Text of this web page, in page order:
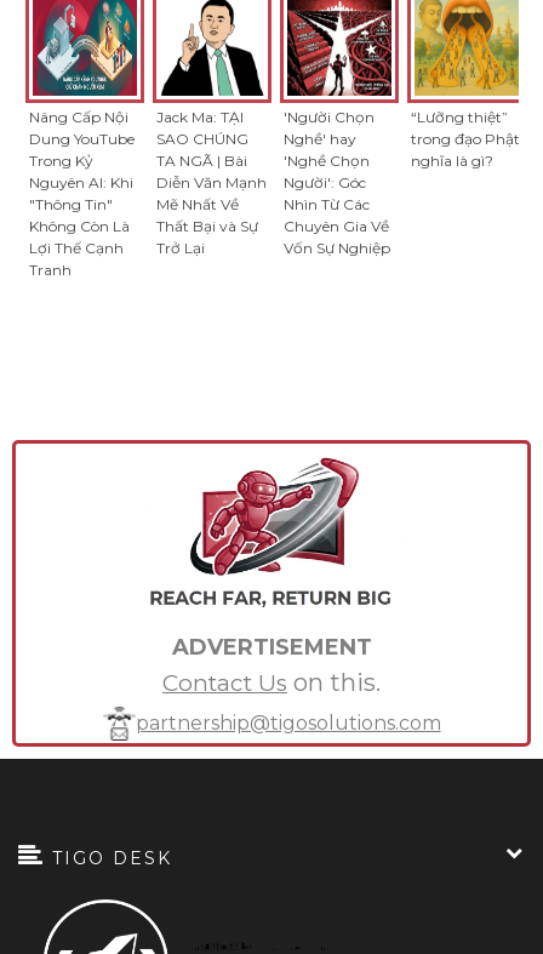
Nâng Cấp Nội
Dung YouTube
Trong Kỷ
Nguyên AI: Khi
"Thông Tin"
Không Còn Là
Lợi Thế Cạnh
Tranh
Jack Ma: TẠI
SAO CHÚNG
TA NGÃ | Bài
Diễn Văn Mạnh
Mẽ Nhất Về
Thất Bại và Sự
Trở Lại
'Người Chọn
Nghề' hay
'Nghề Chọn
Người': Góc
Nhìn Từ Các
Chuyên Gia Về
Vốn Sự Nghiệp
“Lưỡng thiệt”
trong đạo Phật
nghĩa là gì?
ADVERTISEMENT
Contact Us on this.
partnership@tigosolutions.com
TIGO DESK